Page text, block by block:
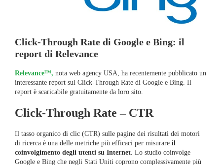
Click-Through Rate di Google e Bing: il
report di Relevance
Relevance™, nota web agency USA, ha recentemente pubblicato un
interessante report sul Click-Through Rate di Google e Bing. Il
report è scaricabile gratuitamente da loro sito.
Click-Through Rate – CTR
Il tasso organico di clic (CTR) sulle pagine dei risultati dei motori
di ricerca è una delle metriche più efficaci per misurare il
coinvolgimento degli utenti su Internet . Lo studio coinvolge
Google e Bing che negli Stati Uniti coprono complessivamente più